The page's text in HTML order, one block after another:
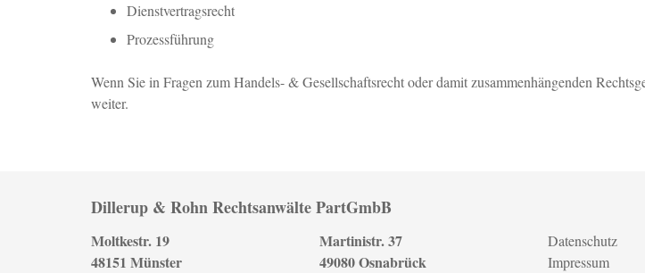
Dienstvertragsrecht
Prozessführung
Wenn Sie in Fragen zum Handels- & Gesellschaftsrecht oder damit zusammenhängenden
weiter.
Dillerup & Rohn Rechtsanwälte PartGmbB
Moltkestr. 19
48151 Münster
Martinistr. 37
49080 Osnabrück
Datenschutz
Impressum